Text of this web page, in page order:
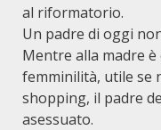
al riformatorio.
Un padre di oggi
Mentre alla madre
femminilità, utile se
shopping, il padre
asessuato.